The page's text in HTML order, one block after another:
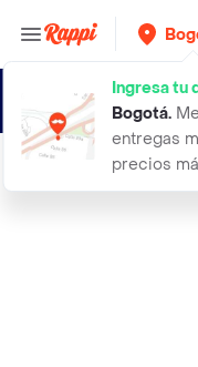
Ingresa tu
Bogotá.
entregas
precios
50 cosas que